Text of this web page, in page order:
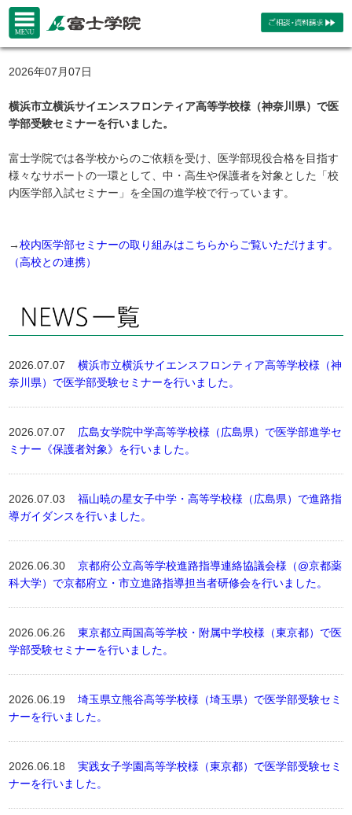
2026年07月07日
横浜市立横浜サイエンスフロンティア高等学校様（神奈川県）で医
学部受験セミナーを行いました。
富士学院では各学校からのご依頼を受け、医学部現役合格を目指す
様々なサポートの一環として、中・高生や保護者を対象とした「校
内医学部入試セミナー」を全国の進学校で行っています。
→校内医学部セミナーの取り組みはこちらからご覧いただけます。
（高校との連携）
2026.07.07横浜市立横浜サイエンスフロンティア高等学校様（神
奈川県）で医学部受験セミナーを行いました。
2026.07.07 広島女学院中学高等学校様（広島県）で医学部進学セ
ミナー《保護者対象》を行いました。
2026.07.03福山暁の星女子中学・高等学校様（広島県）で進路指
導ガイダンスを行いました。
2026.06.30京都府公立高等学校進路指導連絡協議会様（@京都薬
科大学）で京都府立・市立進路指導担当者研修会を行いました。
2026.06.26東京都立両国高等学校・附属中学校様（東京都）で医
学部受験セミナーを行いました。
2026.06.19埼玉県立熊谷高等学校様（埼玉県）で医学部受験セミ
ナーを行いました。
2026.06.18実践女子学園高等学校様（東京都）で医学部受験セミ
ナーを行いました。